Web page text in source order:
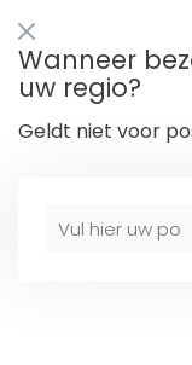
Wanneer
uw regio?
Geldt niet voor